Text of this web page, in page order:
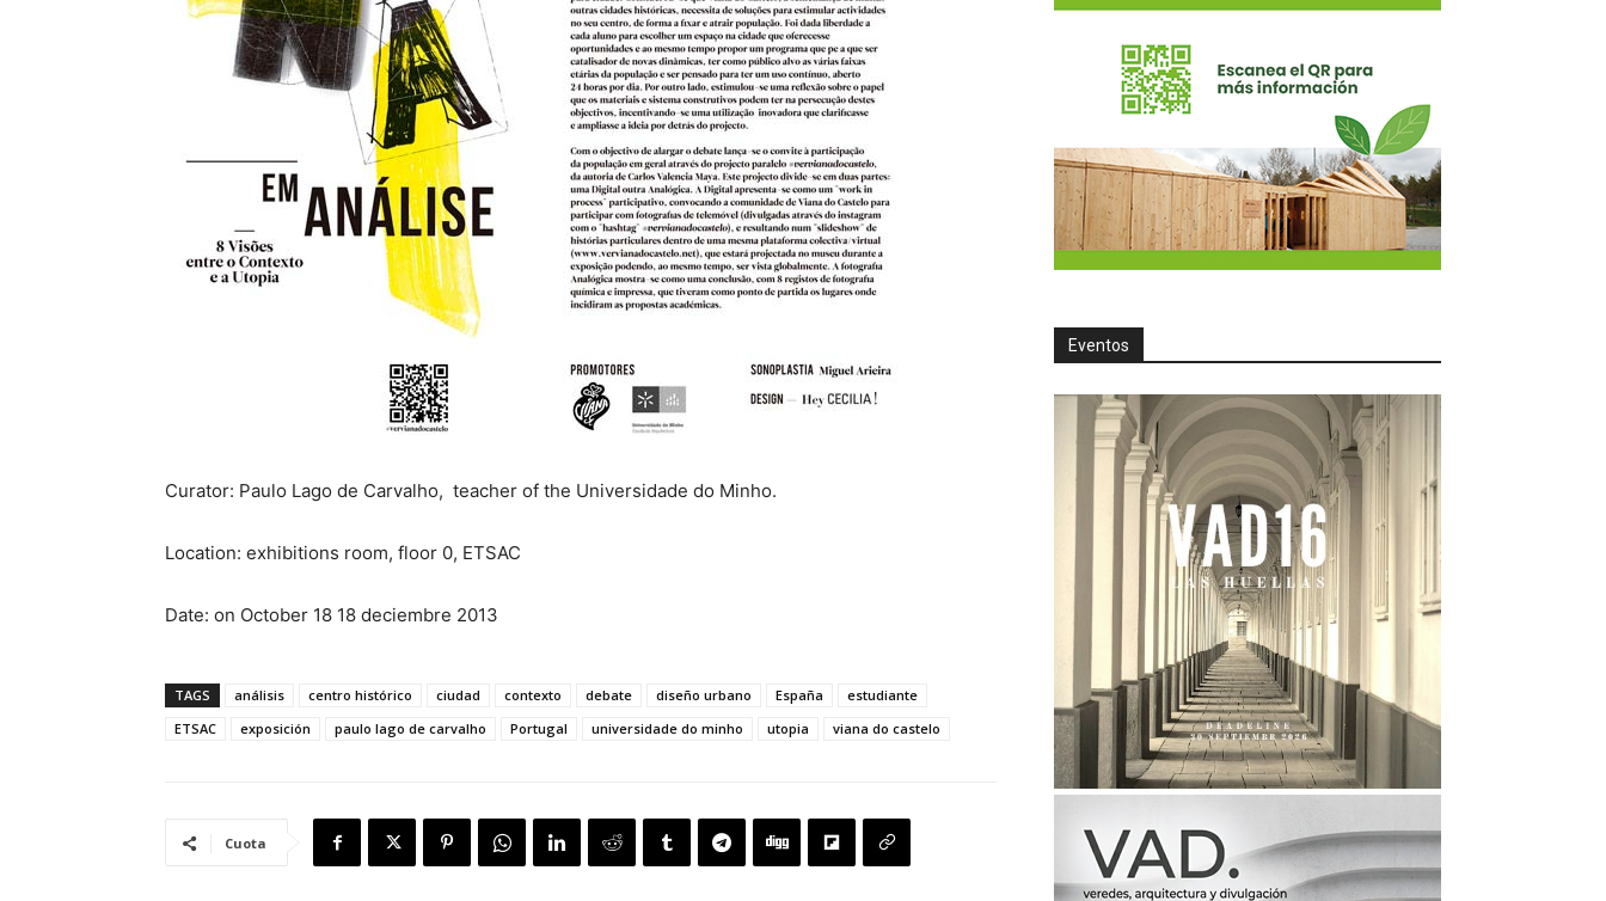
Curator: Paulo Lago de Carvalho, teacher of the Universidade do Minho.
Location: exhibitions room, floor 0, ETSAC
Date: on October 18 18 deciembre 2013
TAGS análisis centro histórico ciudad contexto debate diseño urbano España
estudiante
ETSAC
exposición paulo lago de carvalho Portugal universidade do minho utopia viana do castelo
Cuota
Eventos